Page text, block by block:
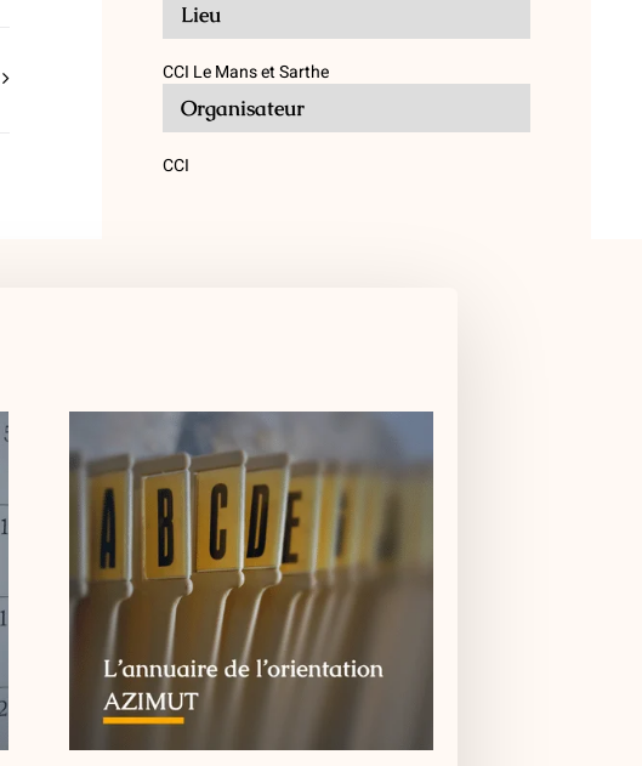
Lieu
CCI Le Mans et Sarthe
Organisateur
CCI